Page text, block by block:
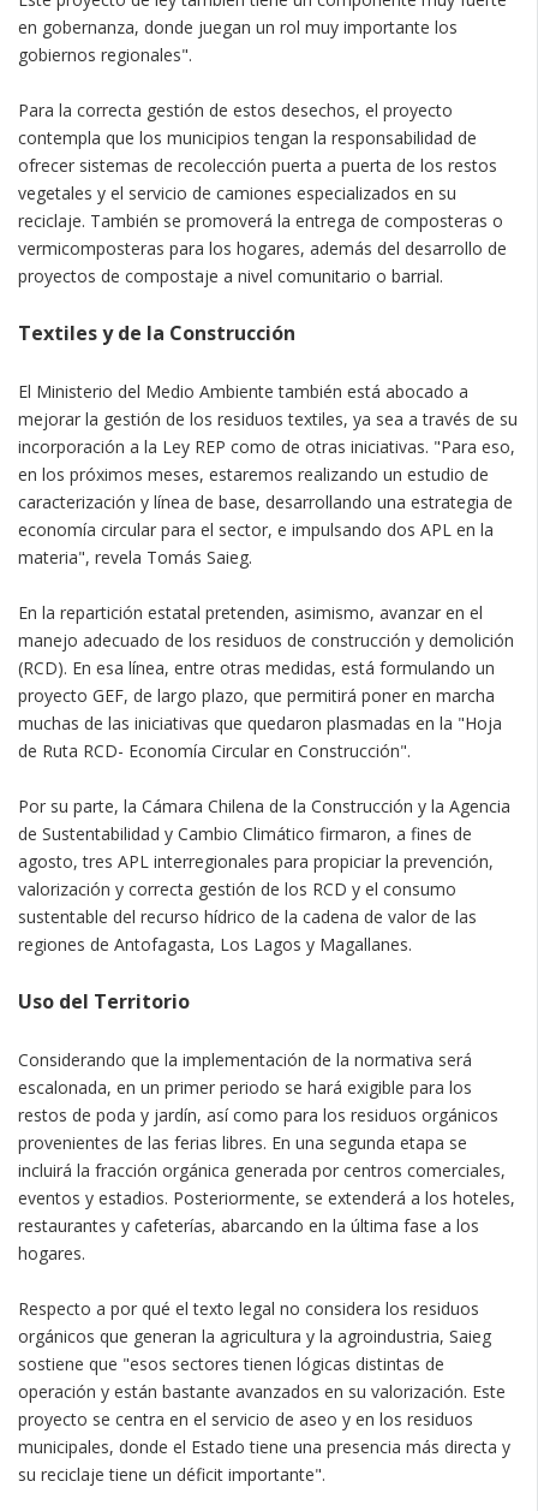
en gobernanza, donde juegan un rol muy importante los
gobiernos regionales".
Para la correcta gestión de estos desechos, el proyecto
contempla que los municipios tengan la responsabilidad de
ofrecer sistemas de recolección puerta a puerta de los restos
vegetales y el servicio de camiones especializados en su
reciclaje. También se promoverá la entrega de composteras o
vermicomposteras para los hogares, además del desarrollo de
proyectos de compostaje a nivel comunitario o barrial.
Textiles y de la Construcción
El Ministerio del Medio Ambiente también está abocado a
mejorar la gestión de los residuos textiles, ya sea a través de su
incorporación a la Ley REP como de otras iniciativas. "Para eso,
en los próximos meses, estaremos realizando un estudio de
caracterización y línea de base, desarrollando una estrategia de
economía circular para el sector, e impulsando dos APL en la
materia", revela Tomás Saieg.
En la repartición estatal pretenden, asimismo, avanzar en el
manejo adecuado de los residuos de construcción y demolición
(RCD). En esa línea, entre otras medidas, está formulando un
proyecto GEF, de largo plazo, que permitirá poner en marcha
muchas de las iniciativas que quedaron plasmadas en la "Hoja
de Ruta RCD- Economía Circular en Construcción".
Por su parte, la Cámara Chilena de la Construcción y la Agencia
de Sustentabilidad y Cambio Climático firmaron, a fines de
agosto, tres APL interregionales para propiciar la prevención,
valorización y correcta gestión de los RCD y el consumo
sustentable del recurso hídrico de la cadena de valor de las
regiones de Antofagasta, Los Lagos y Magallanes.
Uso del Territorio
Considerando que la implementación de la normativa será
escalonada, en un primer periodo se hará exigible para los
restos de poda y jardín, así como para los residuos orgánicos
provenientes de las ferias libres. En una segunda etapa se
incluirá la fracción orgánica generada por centros comerciales,
eventos y estadios. Posteriormente, se extenderá a los hoteles,
restaurantes y cafeterías, abarcando en la última fase a los
hogares.
Respecto a por qué el texto legal no considera los residuos
orgánicos que generan la agricultura y la agroindustria, Saieg
sostiene que "esos sectores tienen lógicas distintas de
operación y están bastante avanzados en su valorización. Este
proyecto se centra en el servicio de aseo y en los residuos
municipales, donde el Estado tiene una presencia más directa y
su reciclaje tiene un déficit importante".